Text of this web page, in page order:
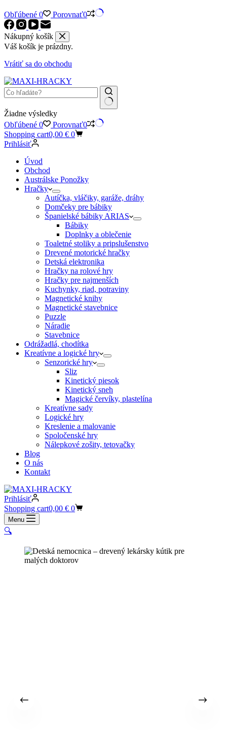
Obľúbené 0 Porovnať0
Nákupný košík
Váš košík je prázdny.
Vrátiť sa do obchodu
Žiadne výsledky
Obľúbené 0 Porovnať0
Shopping cart0,00 € 0
Prihlásiť
Úvod
Obchod
Austrálske Ponožky
Hračky
Autíčka, vláčiky, garáže, dráhy
Domčeky pre bábiky
Španielské bábiky ARIAS
Bábiky
Doplnky a oblečenie
Toaletné stoliky a pripslušenstvo
Drevené motorické hračky
Detská elektronika
Hračky na rolové hry
Hračky pre najmenších
Kuchynky, riad, potraviny
Magnetické knihy
Magnetické stavebnice
Puzzle
Náradie
Stavebnice
Odrážadlá, chodítka
Kreatívne a logické hry
Senzorické hry
Sliz
Kinetický piesok
Kinetický sneh
Magické červíky, plastelína
Kreatívne sady
Logické hry
Kreslenie a malovanie
Spoločenské hry
Nálepkové zošity, tetovačky
Blog
O nás
Kontakt
Prihlásiť
Shopping cart0,00 € 0
Menu
🔍